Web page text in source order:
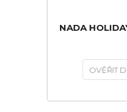
NADA
OVĚŘIT